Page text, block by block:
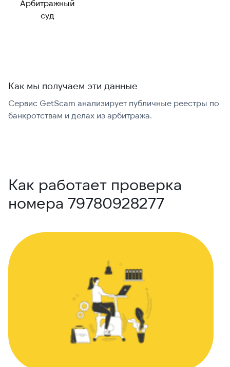
Можно набрать
международно:
Арбитражный
суд
Как мы получаем эти данные
Сервис GetScam анализирует публичные реестры по
банкротствам и делах из арбитража.
Как работает проверка
номера 79780928277